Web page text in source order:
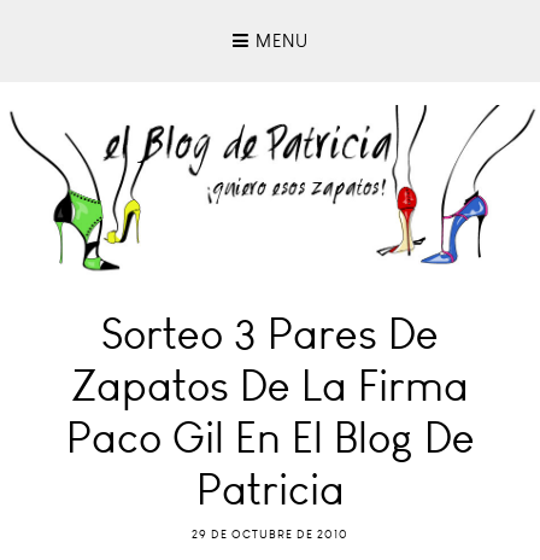
MENU
Sorteo 3 Pares De
Zapatos De La Firma
Paco Gil En El Blog De
Patricia
29 DE OCTUBRE DE 2010